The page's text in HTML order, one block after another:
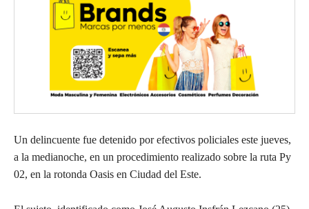
Un delincuente fue detenido por efectivos policiales este jueves,
a la medianoche, en un procedimiento realizado sobre la ruta Py
02, en la rotonda Oasis en Ciudad del Este.